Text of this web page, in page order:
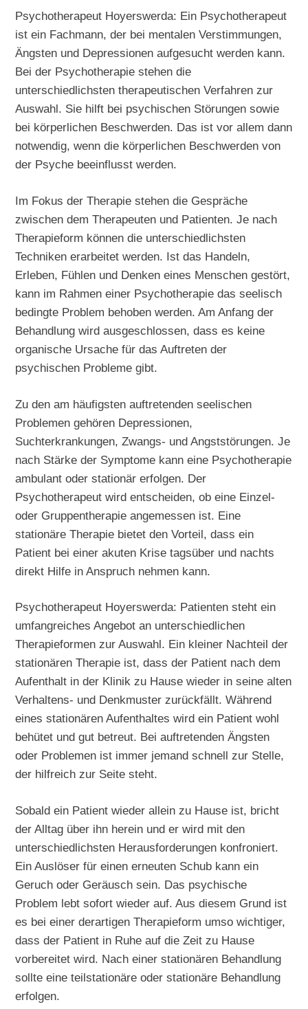
Psychotherapeut Hoyerswerda: Ein Psychotherapeut
ist ein Fachmann, der bei mentalen Verstimmungen,
Ängsten und Depressionen aufgesucht werden kann.
Bei der Psychotherapie stehen die
unterschiedlichsten therapeutischen Verfahren zur
Auswahl. Sie hilft bei psychischen Störungen sowie
bei körperlichen Beschwerden. Das ist vor allem dann
notwendig, wenn die körperlichen Beschwerden von
der Psyche beeinflusst werden.
Im Fokus der Therapie stehen die Gespräche
zwischen dem Therapeuten und Patienten. Je nach
Therapieform können die unterschiedlichsten
Techniken erarbeitet werden. Ist das Handeln,
Erleben, Fühlen und Denken eines Menschen gestört,
kann im Rahmen einer Psychotherapie das seelisch
bedingte Problem behoben werden. Am Anfang der
Behandlung wird ausgeschlossen, dass es keine
organische Ursache für das Auftreten der
psychischen Probleme gibt.
Zu den am häufigsten auftretenden seelischen
Problemen gehören Depressionen,
Suchterkrankungen, Zwangs- und Angststörungen. Je
nach Stärke der Symptome kann eine Psychotherapie
ambulant oder stationär erfolgen. Der
Psychotherapeut wird entscheiden, ob eine Einzel-
oder Gruppentherapie angemessen ist. Eine
stationäre Therapie bietet den Vorteil, dass ein
Patient bei einer akuten Krise tagsüber und nachts
direkt Hilfe in Anspruch nehmen kann.
Psychotherapeut Hoyerswerda: Patienten steht ein
umfangreiches Angebot an unterschiedlichen
Therapieformen zur Auswahl. Ein kleiner Nachteil der
stationären Therapie ist, dass der Patient nach dem
Aufenthalt in der Klinik zu Hause wieder in seine alten
Verhaltens- und Denkmuster zurückfällt. Während
eines stationären Aufenthaltes wird ein Patient wohl
behütet und gut betreut. Bei auftretenden Ängsten
oder Problemen ist immer jemand schnell zur Stelle,
der hilfreich zur Seite steht.
Sobald ein Patient wieder allein zu Hause ist, bricht
der Alltag über ihn herein und er wird mit den
unterschiedlichsten Herausforderungen konfroniert.
Ein Auslöser für einen erneuten Schub kann ein
Geruch oder Geräusch sein. Das psychische
Problem lebt sofort wieder auf. Aus diesem Grund ist
es bei einer derartigen Therapieform umso wichtiger,
dass der Patient in Ruhe auf die Zeit zu Hause
vorbereitet wird. Nach einer stationären Behandlung
sollte eine teilstationäre oder stationäre Behandlung
erfolgen.